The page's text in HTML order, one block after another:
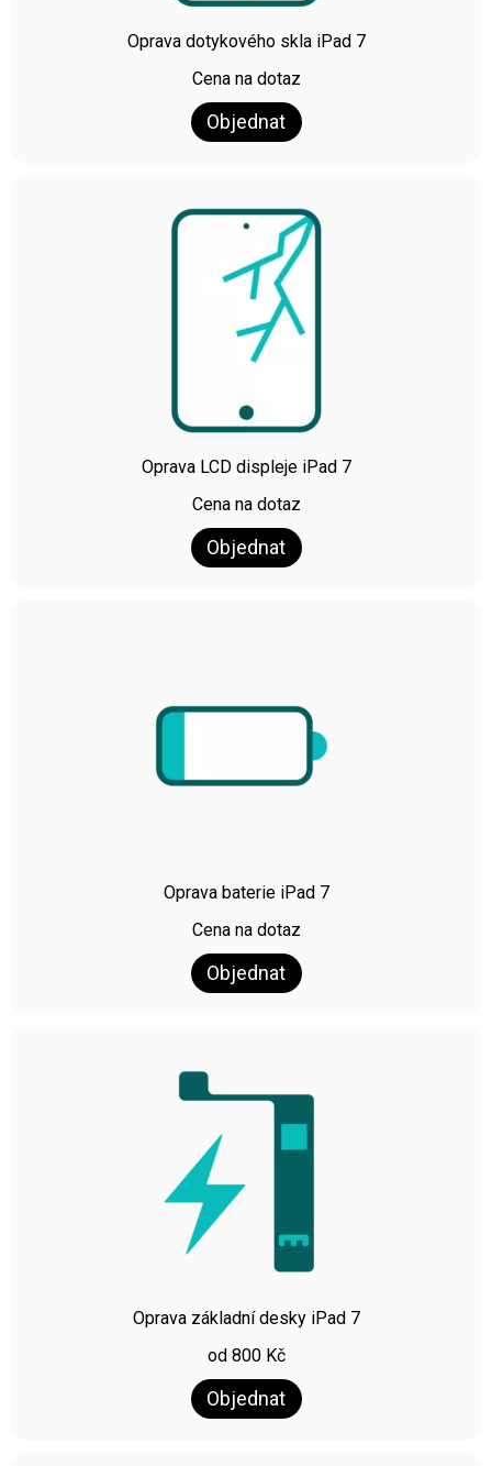
Oprava dotykového skla iPad 7
Cena na dotaz
Objednat
Oprava LCD displeje iPad 7
Cena na dotaz
Objednat
Oprava baterie iPad 7
Cena na dotaz
Objednat
Oprava základní desky iPad 7
od 800 Kč
Objednat